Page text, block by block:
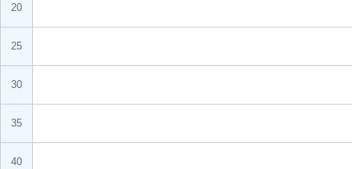
20
25
30
35
40